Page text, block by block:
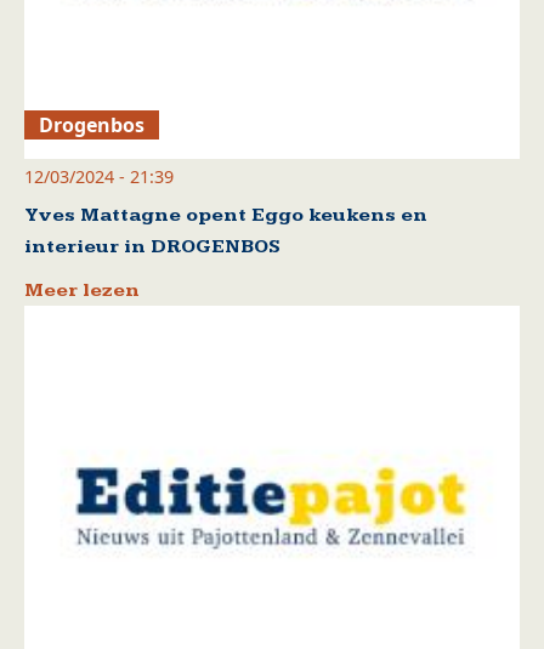
Drogenbos
12/03/2024 - 21:39
Yves Mattagne opent Eggo keukens en
interieur in DROGENBOS
Meer lezen